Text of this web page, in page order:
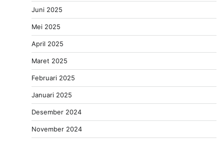
Juni 2025
Mei 2025
April 2025
Maret 2025
Februari 2025
Januari 2025
Desember 2024
November 2024